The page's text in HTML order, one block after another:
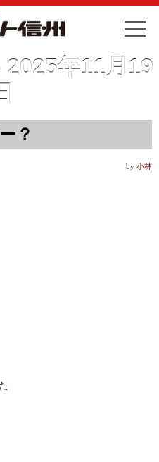
2025年11月19
？
by 小林